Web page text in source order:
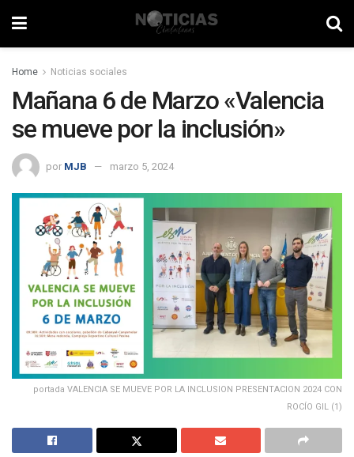
Home Noticias sociales
Mañana 6 de Marzo «Valencia
se mueve por la inclusión»
por MJB marzo 5, 2024
portada VALENCIA SE MUEVE POR LA INCLUSION PRESENTACION 2024 CON
ROCÍO GIL (1)